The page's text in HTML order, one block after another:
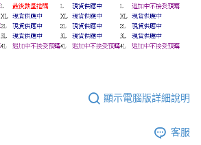
顯示電腦版詳細說明
客服